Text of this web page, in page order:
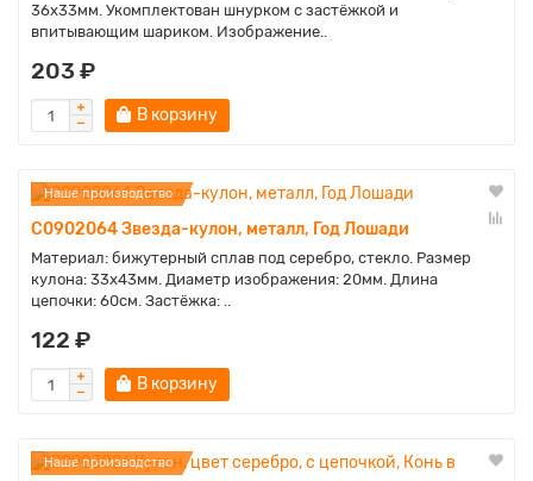
36х33мм. Укомплектован шнурком с застёжкой и
впитывающим шариком. Изображение..
203 ₽
В корзину
Наше производство
C0902064 Звезда-кулон, металл, Год Лошади
Материал: бижутерный сплав под серебро, стекло. Размер
кулона: 33х43мм. Диаметр изображения: 20мм. Длина
цепочки: 60см. Застёжка: ..
122 ₽
В корзину
Наше производство